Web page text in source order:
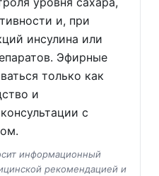
и, при
инсулина или
Эфирные
только как
и
с
информационный
рекомендацией и